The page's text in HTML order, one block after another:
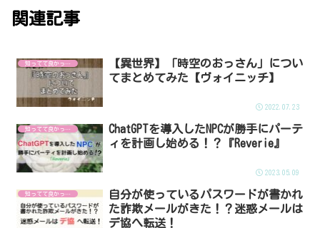
関連記事
知ってて良かった！
【異世界】「時空のおっさん」につい
てまとめてみた【ヴォイニッチ】
2022.07.23
知ってて良かった！
ChatGPTを導入したNPCが勝手にパーテ
ィを計画し始める！？『Reverie』
2023.05.09
知ってて良かった！
自分が使っているパスワードが書かれ
た詐欺メールがきた！？迷惑メールは
デ協へ転送！